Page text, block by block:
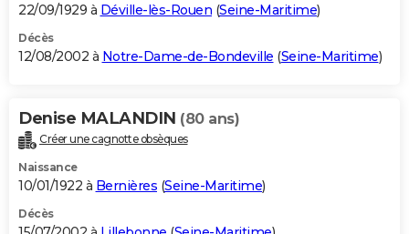
22/09/1929 à Déville-lès-Rouen (Seine-Maritime)
Décès
12/08/2002 à Notre-Dame-de-Bondeville (Seine-Maritime)
Denise MALANDIN (80 ans)
Créer une cagnotte obsèques
Naissance
10/01/1922 à Bernières (Seine-Maritime)
Décès